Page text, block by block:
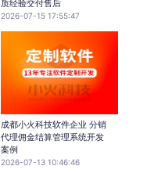
质经验交付售后
2026-07-15 17:55:47
成都小火科技软件企业 分销
代理佣金结算管理系统开发
案例
2026-07-13 10:46:46